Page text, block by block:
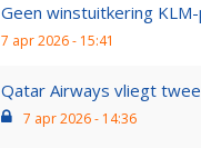
Geen winstuitkering
7 apr 2026 - 15:41
Qatar Airways vliegt
7 apr 2026 - 14:36